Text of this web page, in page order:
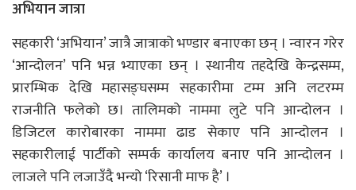
अभियान जात्रा
सहकारी ‘अभियान’ जात्रै जात्राको भण्डार बनाएका छन् । न्वारन गरेर
‘आन्दोलन’ पनि भन्न भ्याएका छन् । स्थानीय तहदेखि केन्द्रसम्म,
प्रारम्भिक देखि महासङ्घसम्म सहकारीमा टम्म अनि लटरम्म
राजनीति फलेको छ। तालिमको नाममा लुटे पनि आन्दोलन ।
डिजिटल कारोबारका नाममा ढाड सेकाए पनि आन्दोलन ।
सहकारीलाई पार्टीको सम्पर्क कार्यालय बनाए पनि आन्दोलन ।
लाजले पनि लजाउँदै भन्यो ‘रिसानी माफ है’ ।